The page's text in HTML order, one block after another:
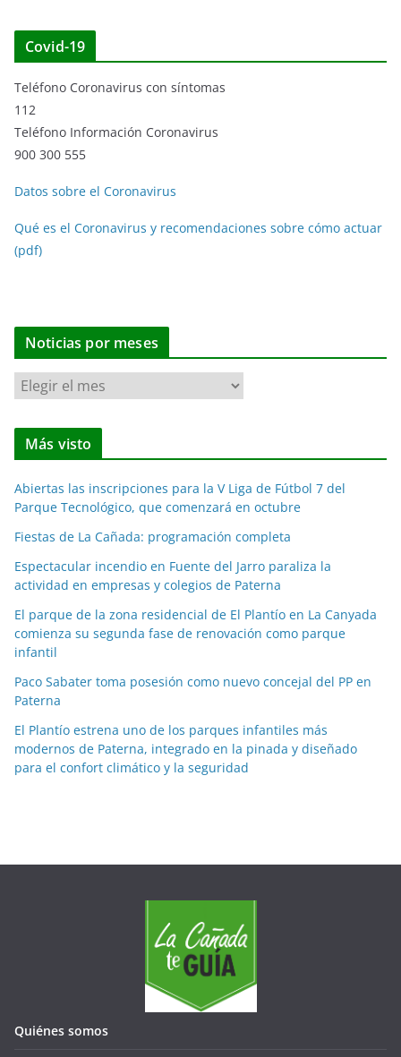
Covid-19
Teléfono Coronavirus con síntomas
112
Teléfono Información Coronavirus
900 300 555
Datos sobre el Coronavirus
Qué es el Coronavirus y recomendaciones sobre cómo actuar
(pdf)
Noticias por meses
N
o
t
i
a
s
p
o
m
e
e
Más visto
Abiertas las inscripciones para la V Liga de Fútbol 7 del
Parque Tecnológico, que comenzará en octubre
Fiestas de La Cañada: programación completa
Espectacular incendio en Fuente del Jarro paraliza la
actividad en empresas y colegios de Paterna
El parque de la zona residencial de El Plantío en La Canyada
comienza su segunda fase de renovación como parque
infantil
Paco Sabater toma posesión como nuevo concejal del PP en
Paterna
El Plantío estrena uno de los parques infantiles más
modernos de Paterna, integrado en la pinada y diseñado
para el confort climático y la seguridad
Quiénes somos